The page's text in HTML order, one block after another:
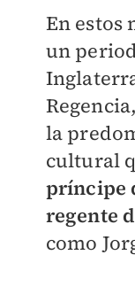
En estos
un
la
cultural
príncipe
regente
como